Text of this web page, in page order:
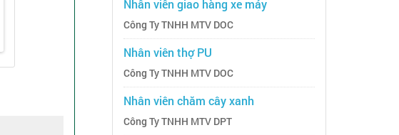
Nhân viên giao hàng xe máy
Công Ty TNHH MTV DOC
Nhân viên thợ PU
Công Ty TNHH MTV DOC
Nhân viên chăm cây xanh
Công Ty TNHH MTV DPT